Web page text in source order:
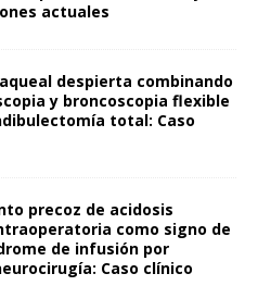
actuales
despierta combinando
y broncoscopia flexible
total: Caso
precoz de acidosis
como signo de
de infusión por
Caso clínico